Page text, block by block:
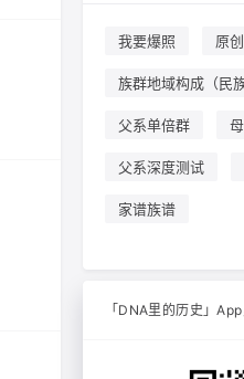
我要爆照 原
族群地域构成（民
父系单倍群
父系深度测试
家谱族谱
「DNA里的历史」